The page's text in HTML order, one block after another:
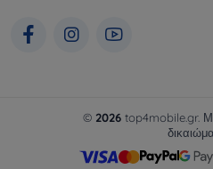
© 2026top4mobile.gr.